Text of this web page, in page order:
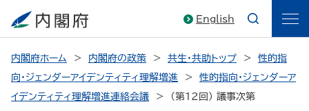
English
内閣府ホーム 内閣府の政策 共生・共助トップ
性的指
向・ジェンダーアイデンティティ理解増進
性的指向・ジェンダーア
イデンティティ理解増進連絡会議
（第12回） 議事次第